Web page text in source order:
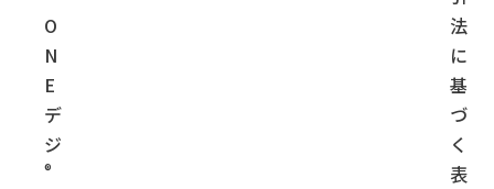
O
N
E
デ
ジ
®
法
に
基
づ
く
表